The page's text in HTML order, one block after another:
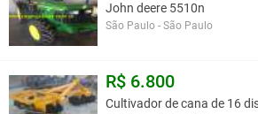
John deere 5510n
São Paulo - São Paulo
R$ 6.800
Cultivador de cana de 16